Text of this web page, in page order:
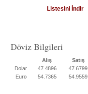
Listesini İndir
Döviz Bilgileri
Alış
Satış
Dolar
47.4896
47.6799
Euro
54.7365 54.9559